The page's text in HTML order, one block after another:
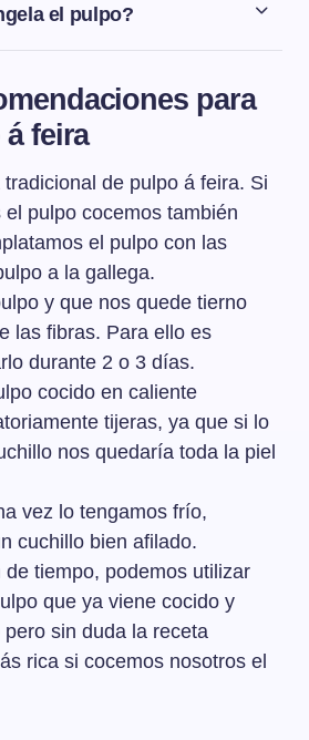
del tentáculo está blando.
el pulpo?
lo sacaremos del congelador
Preferiblemente lo
amplio con una rejilla
en contacto con el agua de la
para
feira
de pulpo á feira. Si
pulpo cocemos también
el pulpo con las
a la gallega.
y que nos quede tierno
las fibras. Para ello es
durante 2 o 3 días.
cocido en caliente
tijeras, ya que si lo
nos quedaría toda la piel
vez lo tengamos frío,
cuchillo bien afilado.
tiempo, podemos utilizar
que ya viene cocido y
sin duda la receta
rica si cocemos nosotros el